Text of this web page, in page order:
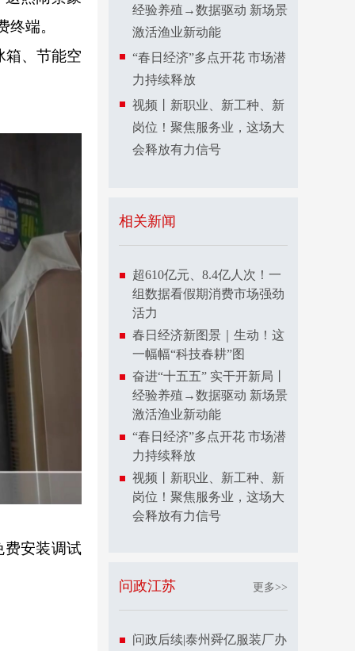
端。
、节能空
费安装调试
经验养殖→数据驱动 新场景
激活渔业新动能
“春日经济”多点开花 市场潜
力持续释放
视频丨新职业、新工种、新
岗位！聚焦服务业，这场大
会释放有力信号
相关新闻
超610亿元、8.4亿人次！一
组数据看假期消费市场强劲
活力
春日经济新图景｜生动！这
一幅幅“科技春耕”图
奋进“十五五” 实干开新局丨
经验养殖→数据驱动 新场景
激活渔业新动能
“春日经济”多点开花 市场潜
力持续释放
视频丨新职业、新工种、新
岗位！聚焦服务业，这场大
会释放有力信号
问政江苏 更多>>
问政后续|泰州舜亿服装厂办